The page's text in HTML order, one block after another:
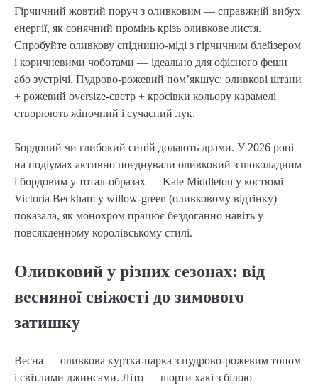
Гірчичний жовтий поруч з оливковим — справжній вибух
енергії, як сонячний промінь крізь оливкове листя.
Спробуйте оливкову спідницю-міді з гірчичним блейзером
і коричневими чоботами — ідеально для офісного фешн
або зустрічі. Пудрово-рожевий пом’якшує: оливкові штани
+ рожевий oversize-светр + кросівки кольору карамелі
створюють жіночний і сучасний лук.
Бордовий чи глибокий синій додають драми. У 2026 році
на подіумах активно поєднували оливковий з шоколадним
і бордовим у тотал-образах — Kate Middleton у костюмі
Victoria Beckham у willow-green (оливковому відтінку)
показала, як монохром працює бездоганно навіть у
повсякденному королівському стилі.
Оливковий у різних сезонах: від
весняної свіжості до зимового
затишку
Весна — оливкова куртка-парка з пудрово-рожевим топом
і світлими джинсами. Літо — шорти хакі з білою